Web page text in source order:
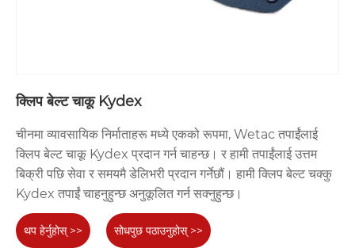
क्लिप बेल्ट चाकू Kydex
चीनमा व्यावसायिक निर्माताहरू मध्ये एकको रूपमा, Wetac तपाईंलाई
क्लिप बेल्ट चाकू Kydex प्रदान गर्न चाहन्छ। र हामी तपाईंलाई उत्तम
बिक्री पछि सेवा र समयमै डेलिभरी प्रदान गर्नेछौं। हामी क्लिप बेल्ट चक्कु
Kydex तपाईं चाहनुहुन्छ अनुकूलित गर्न सक्नुहुन्छ।
थप हेर्नुहोस् >> सोधपुछ पठाउनुहोस् >>